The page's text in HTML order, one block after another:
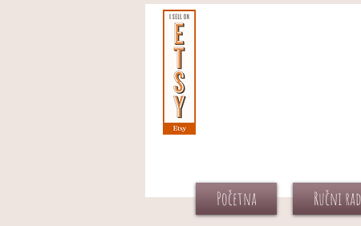
Početna Ručni rad